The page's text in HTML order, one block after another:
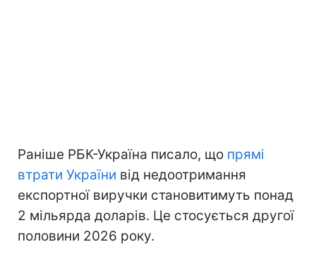
Раніше РБК-Україна писало, що прямі
втрати України від недоотримання
експортної виручки становитимуть понад
2 мільярда доларів. Це стосується другої
половини 2026 року.